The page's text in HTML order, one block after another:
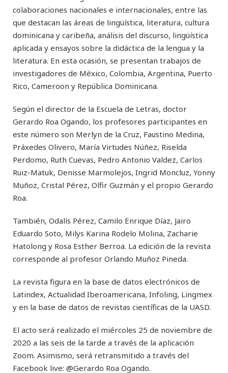
colaboraciones nacionales e internacionales, entre las
que destacan las áreas de lingüística, literatura, cultura
dominicana y caribeña, análisis del discurso, lingüística
aplicada y ensayos sobre la didáctica de la lengua y la
literatura. En esta ocasión, se presentan trabajos de
investigadores de México, Colombia, Argentina, Puerto
Rico, Cameroon y República Dominicana.
Según el director de la Escuela de Letras, doctor
Gerardo Roa Ogando, los profesores participantes en
este número son Merlyn de la Cruz, Faustino Medina,
Práxedes Olivero, María Virtudes Núñez, Riselda
Perdomo, Ruth Cuevas, Pedro Antonio Valdez, Carlos
Ruiz-Matuk, Denisse Marmolejos, Ingrid Moncluz, Yonny
Muñoz, Cristal Pérez, Olfir Guzmán y el propio Gerardo
Roa.
También, Odalís Pérez, Camilo Enrique Díaz, Jairo
Eduardo Soto, Milys Karina Rodelo Molina, Zacharie
Hatolong y Rosa Esther Berroa. La edición de la revista
corresponde al profesor Orlando Muñoz Pineda.
La revista figura en la base de datos electrónicos de
Latindex, Actualidad Iberoamericana, Infoling, Lingmex
y en la base de datos de revistas científicas de la UASD.
El acto será realizado el miércoles 25 de noviembre de
2020 a las seis de la tarde a través de la aplicación
Zoom. Asimismo, será retransmitido a través del
Facebook live: @Gerardo Roa Ogando.